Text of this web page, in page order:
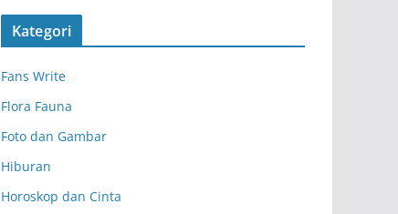
s
Kategori
Fans Write
Flora Fauna
Foto dan Gambar
Hiburan
Horoskop dan Cinta